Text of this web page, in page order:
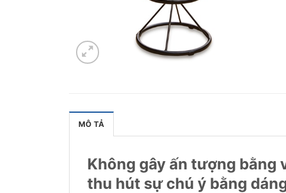
MÔ TẢ
Không gây ấn tượng bằng
thu hút sự chú ý bằng